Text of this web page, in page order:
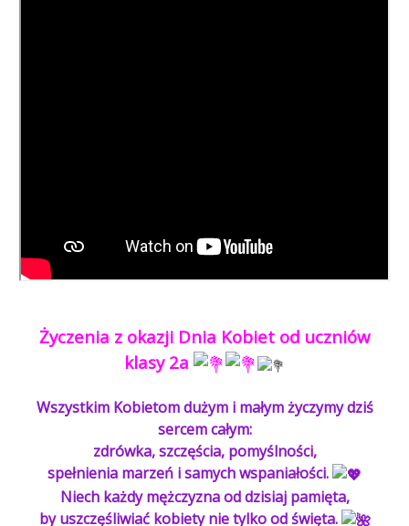
Życzenia z okazji Dnia Kobiet od uczniów
klasy 2a
Wszystkim Kobietom dużym i małym życzymy dziś
sercem całym:
zdrówka, szczęścia, pomyślności,
spełnienia marzeń i samych wspaniałości.
Niech każdy mężczyzna od dzisiaj pamięta,
by uszczęśliwiać kobiety nie tylko od święta.